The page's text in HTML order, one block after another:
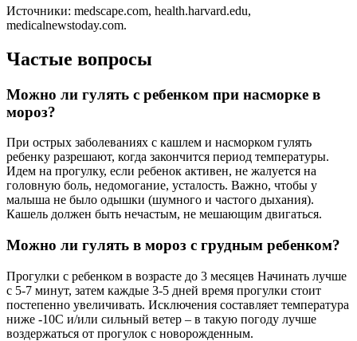
Источники: medscape.com, health.harvard.edu,
medicalnewstoday.com.
Частые вопросы
Можно ли гулять с ребенком при насморке в
мороз?
При острых заболеваниях с кашлем и насморком гулять
ребенку разрешают, когда закончится период температуры.
Идем на прогулку, если ребенок активен, не жалуется на
головную боль, недомогание, усталость. Важно, чтобы у
малыша не было одышки (шумного и частого дыхания).
Кашель должен быть нечастым, не мешающим двигаться.
Можно ли гулять в мороз с грудным ребенком?
Прогулки с ребенком в возрасте до 3 месяцев Начинать лучше
с 5-7 минут, затем каждые 3-5 дней время прогулки стоит
постепенно увеличивать. Исключения составляет температура
ниже -10С и/или сильный ветер – в такую погоду лучше
воздержаться от прогулок с новорожденным.